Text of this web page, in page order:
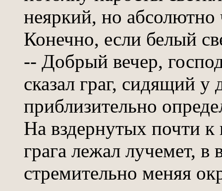
неяркий, но абсолютно
Конечно, если белый
-- Добрый вечер,
сказал граг, сидящий
приблизительно
На вздернутых почти к
грага лежал лучемет, в
стремительно меняя